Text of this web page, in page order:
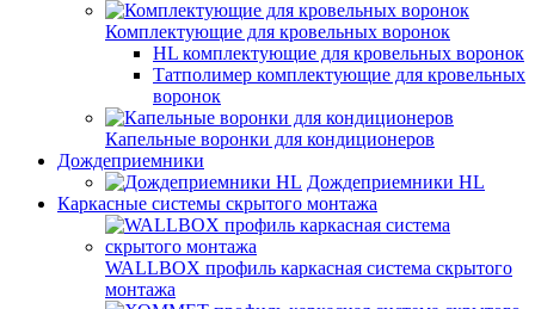
Комплектующие для кровельных воронок
HL комплектующие для кровельных воронок
Татполимер комплектующие для кровельных
воронок
Капельные воронки для кондиционеров
Дождеприемники
Дождеприемники HL
Каркасные системы скрытого монтажа
WALLBOX профиль каркасная система скрытого
монтажа